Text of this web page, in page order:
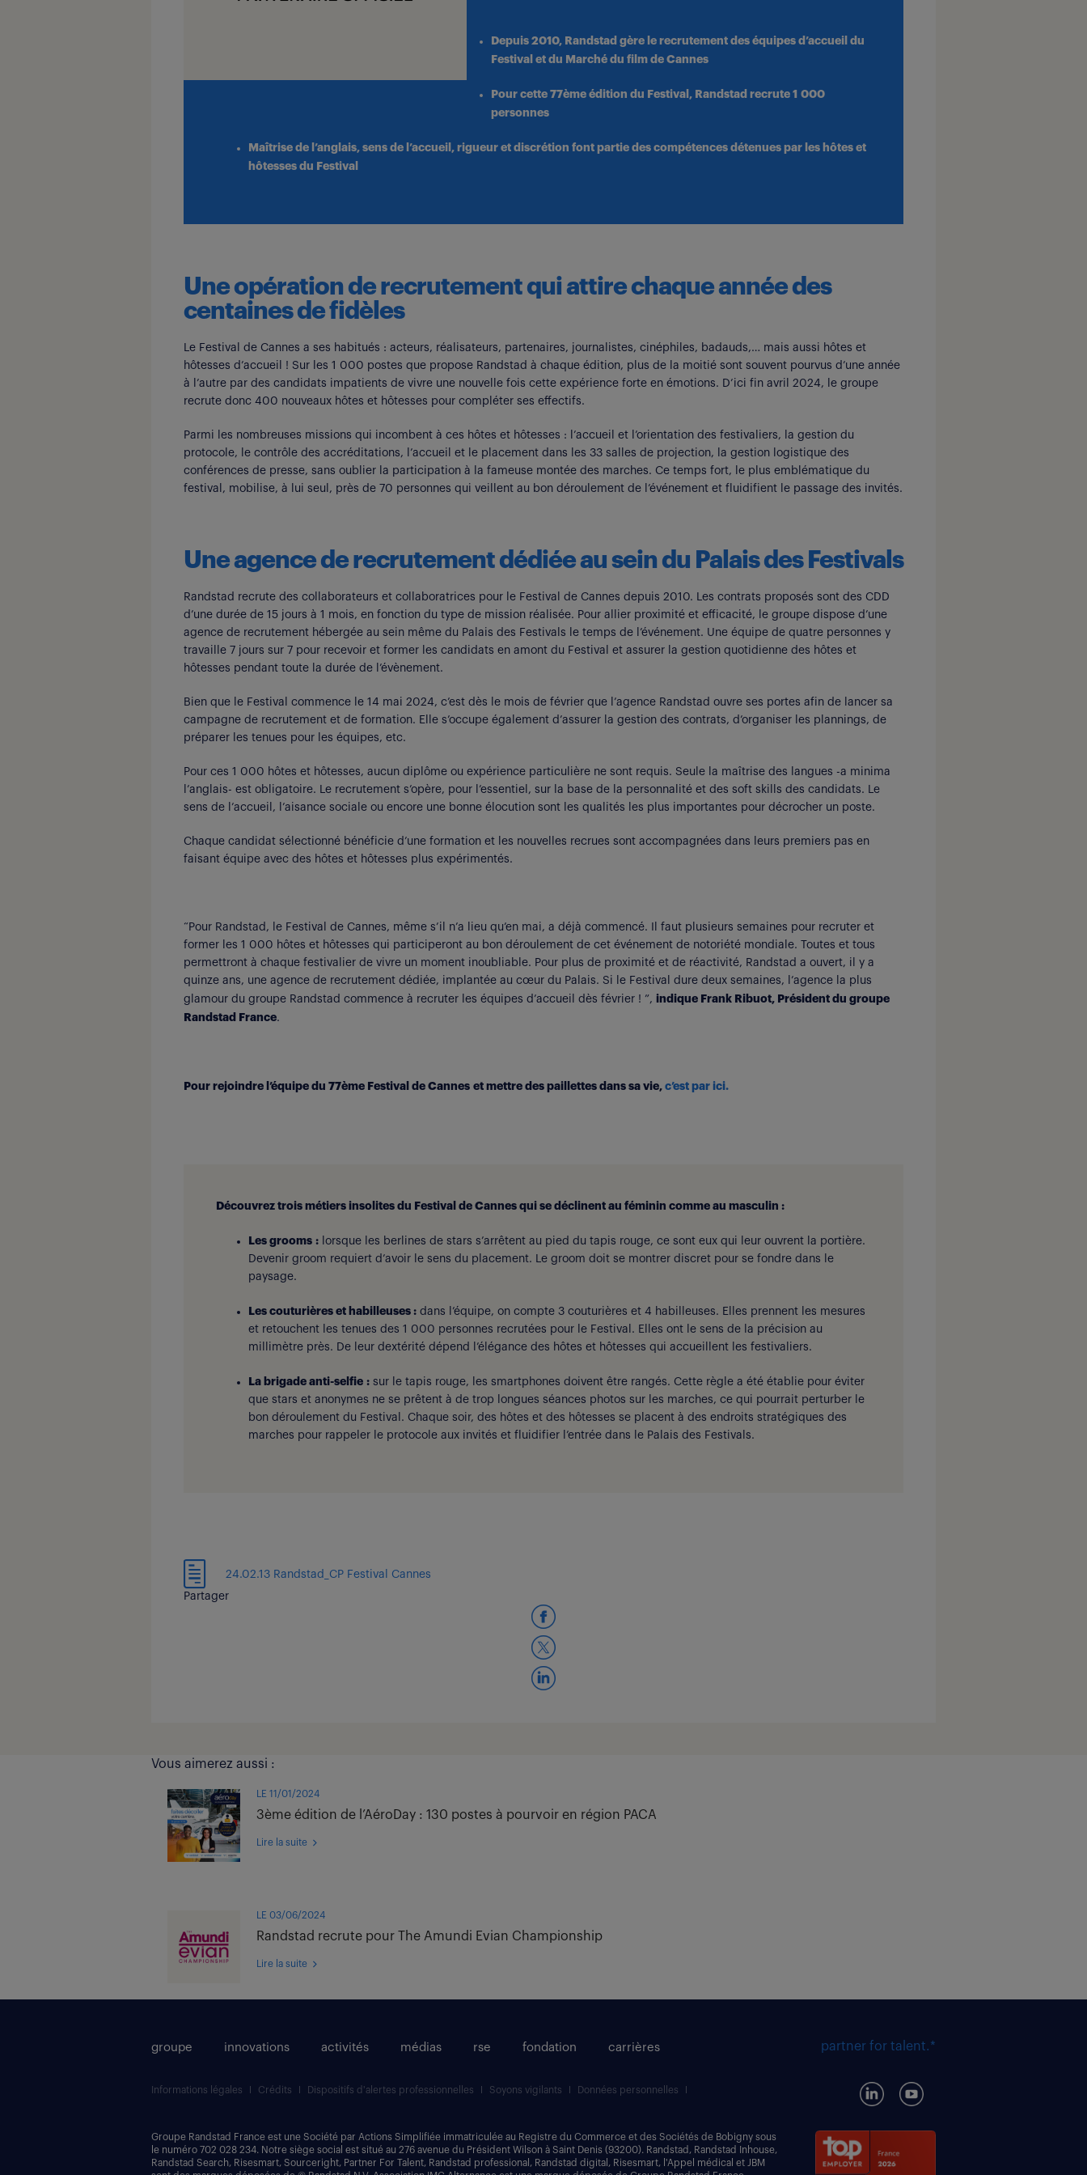
Depuis 2010, Randstad gère le recrutement des équipes d’accueil du
Festival et du Marché du film de Cannes
Pour cette 77ème édition du Festival, Randstad recrute 1 000
personnes
Maîtrise de l’anglais, sens de l’accueil, rigueur et discrétion font partie des compétences détenues par les hôtes et
hôtesses du Festival
Une opération de recrutement qui attire chaque année des
centaines de fidèles
Le Festival de Cannes a ses habitués : acteurs, réalisateurs, partenaires, journalistes, cinéphiles, badauds,… mais aussi hôtes et
hôtesses d’accueil ! Sur les 1 000 postes que propose Randstad à chaque édition, plus de la moitié sont souvent pourvus d’une année
à l’autre par des candidats impatients de vivre une nouvelle fois cette expérience forte en émotions. D’ici fin avril 2024, le groupe
recrute donc 400 nouveaux hôtes et hôtesses pour compléter ses effectifs.
Parmi les nombreuses missions qui incombent à ces hôtes et hôtesses : l’accueil et l’orientation des festivaliers, la gestion du
protocole, le contrôle des accréditations, l’accueil et le placement dans les 33 salles de projection, la gestion logistique des
conférences de presse, sans oublier la participation à la fameuse montée des marches. Ce temps fort, le plus emblématique du
festival, mobilise, à lui seul, près de 70 personnes qui veillent au bon déroulement de l’événement et fluidifient le passage des invités.
Une agence de recrutement dédiée au sein du Palais des Festivals
Randstad recrute des collaborateurs et collaboratrices pour le Festival de Cannes depuis 2010. Les contrats proposés sont des CDD
d’une durée de 15 jours à 1 mois, en fonction du type de mission réalisée. Pour allier proximité et efficacité, le groupe dispose d’une
agence de recrutement hébergée au sein même du Palais des Festivals le temps de l’événement. Une équipe de quatre personnes y
travaille 7 jours sur 7 pour recevoir et former les candidats en amont du Festival et assurer la gestion quotidienne des hôtes et
hôtesses pendant toute la durée de l’évènement.
Bien que le Festival commence le 14 mai 2024, c’est dès le mois de février que l’agence Randstad ouvre ses portes afin de lancer sa
campagne de recrutement et de formation. Elle s’occupe également d’assurer la gestion des contrats, d’organiser les plannings, de
préparer les tenues pour les équipes, etc.
Pour ces 1 000 hôtes et hôtesses, aucun diplôme ou expérience particulière ne sont requis. Seule la maîtrise des langues -a minima
l’anglais- est obligatoire. Le recrutement s’opère, pour l’essentiel, sur la base de la personnalité et des soft skills des candidats. Le
sens de l’accueil, l’aisance sociale ou encore une bonne élocution sont les qualités les plus importantes pour décrocher un poste.
Chaque candidat sélectionné bénéficie d’une formation et les nouvelles recrues sont accompagnées dans leurs premiers pas en
faisant équipe avec des hôtes et hôtesses plus expérimentés.
“ Pour Randstad, le Festival de Cannes, même s’il n’a lieu qu’en mai, a déjà commencé. Il faut plusieurs semaines pour recruter et
former les 1 000 hôtes et hôtesses qui participeront au bon déroulement de cet événement de notoriété mondiale. Toutes et tous
permettront à chaque festivalier de vivre un moment inoubliable. Pour plus de proximité et de réactivité, Randstad a ouvert, il y a
quinze ans, une agence de recrutement dédiée, implantée au cœur du Palais. Si le Festival dure deux semaines, l’agence la plus
glamour du groupe Randstad commence à recruter les équipes d’accueil dès février ! ”, indique Frank Ribuot, Président du groupe
Randstad France.
Pour rejoindre l’équipe du 77ème Festival de Cannes et mettre des paillettes dans sa vie, c’est par ici.
Découvrez trois métiers insolites du Festival de Cannes qui se déclinent au féminin comme au masculin :
Les grooms : lorsque les berlines de stars s’arrêtent au pied du tapis rouge, ce sont eux qui leur ouvrent la portière.
Devenir groom requiert d’avoir le sens du placement. Le groom doit se montrer discret pour se fondre dans le
paysage.
Les couturières et habilleuses : dans l’équipe, on compte 3 couturières et 4 habilleuses. Elles prennent les mesures
et retouchent les tenues des 1 000 personnes recrutées pour le Festival. Elles ont le sens de la précision au
millimètre près. De leur dextérité dépend l’élégance des hôtes et hôtesses qui accueillent les festivaliers.
La brigade anti-selfie : sur le tapis rouge, les smartphones doivent être rangés. Cette règle a été établie pour éviter
que stars et anonymes ne se prêtent à de trop longues séances photos sur les marches, ce qui pourrait perturber le
bon déroulement du Festival. Chaque soir, des hôtes et des hôtesses se placent à des endroits stratégiques des
marches pour rappeler le protocole aux invités et fluidifier l’entrée dans le Palais des Festivals.
24.02.13 Randstad_CP Festival Cannes
Partager
Vous aimerez aussi :
LE 11/01/2024
3ème édition de l’AéroDay : 130 postes à pourvoir en région PACA
Lire la suite
LE 03/06/2024
Randstad recrute pour The Amundi Evian Championship
Lire la suite
groupe innovations activités médias rse fondation carrières partner for talent.*
Informations légales Crédits Dispositifs d'alertes professionnelles Soyons vigilants Données personnelles
Groupe Randstad France est une Société par Actions Simplifiée immatriculée au Registre du Commerce et des Sociétés de Bobigny sous
le numéro 702 028 234. Notre siège social est situé au 276 avenue du Président Wilson à Saint Denis (93200). Randstad, Randstad Inhouse,
Randstad Search, Risesmart, Sourceright, Partner For Talent, Randstad professional, Randstad digital, Risesmart, l'Appel médical et JBM